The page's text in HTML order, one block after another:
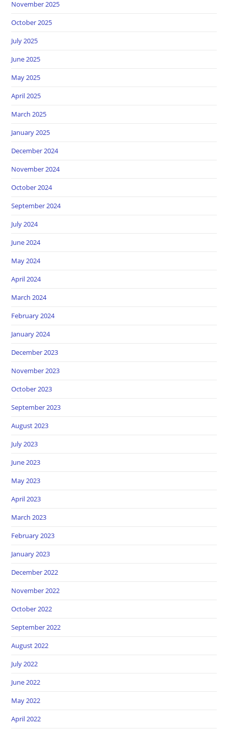
November 2025
October 2025
July 2025
June 2025
May 2025
April 2025
March 2025
January 2025
December 2024
November 2024
October 2024
September 2024
July 2024
June 2024
May 2024
April 2024
March 2024
February 2024
January 2024
December 2023
November 2023
October 2023
September 2023
August 2023
July 2023
June 2023
May 2023
April 2023
March 2023
February 2023
January 2023
December 2022
November 2022
October 2022
September 2022
August 2022
July 2022
June 2022
May 2022
April 2022